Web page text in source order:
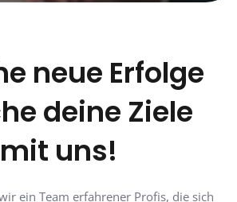
neue Erfolge
deine Ziele
mit uns!
ein Team erfahrener Profis, die sich